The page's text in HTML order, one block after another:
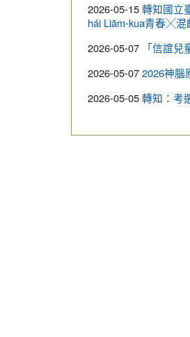
2026-05-15轉知國立
hái Liām-kua青春╳
2026-05-07
「信誼
2026-05-072026神腦
2026-05-05轉知：考